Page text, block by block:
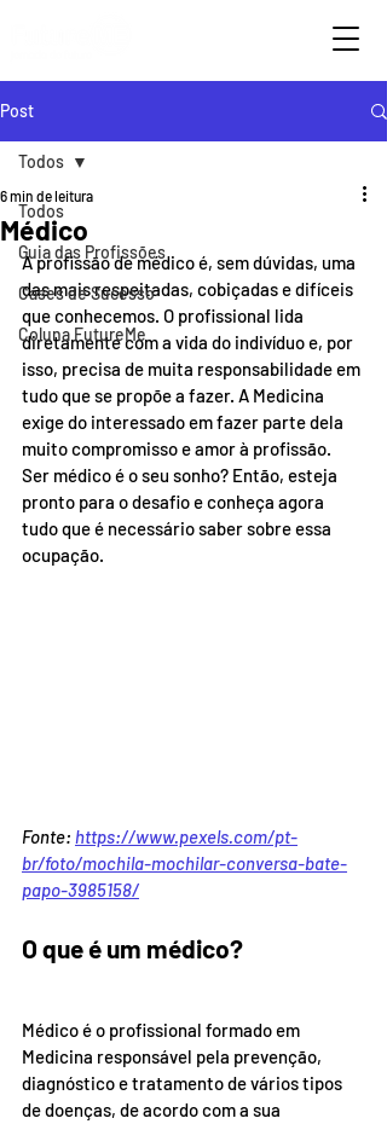
Post
Todos
Guia das Profissões
Cases de Sucesso
Coluna FutureMe
Todos
Médico
6 min de leitura
A profissão de médico é, sem dúvidas, uma
das mais respeitadas, cobiçadas e difíceis
que conhecemos. O profissional lida
diretamente com a vida do indivíduo e, por
isso, precisa de muita responsabilidade em
tudo que se propõe a fazer. A Medicina
exige do interessado em fazer parte dela
muito compromisso e amor à profissão.
Ser médico é o seu sonho? Então, esteja
pronto para o desafio e conheça agora
tudo que é necessário saber sobre essa
ocupação.
Fonte: https://www.pexels.com/pt-
br/foto/mochila-mochilar-conversa-bate-
papo-3985158/
O que é um médico?
Médico é o profissional formado em
Medicina responsável pela prevenção,
diagnóstico e tratamento de vários tipos
de doenças, de acordo com a sua